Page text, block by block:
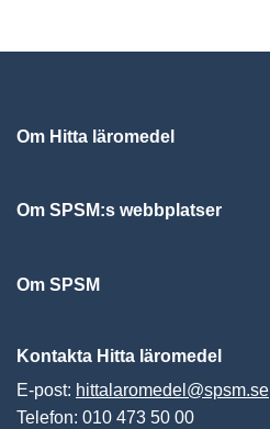
Om Hitta läromedel
Om SPSM:s webbplatser
Om SPSM
Kontakta Hitta läromedel
E-post: hittalaromedel@spsm.se
Telefon: 010 473 50 00